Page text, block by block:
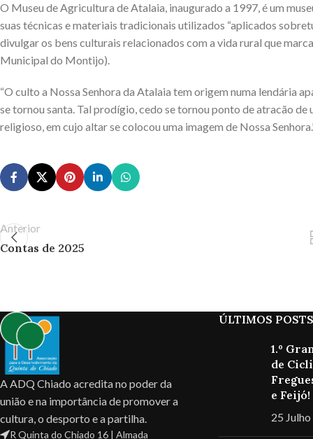
O Museu de Agricultura de Atalaia, inaugurado a 1997, é um
suas técnicas e materiais tradicionais utilizados “aplicados
divulgar os bens culturais relacionados com a vida rural que
Municipal do Montijo).
“O culto a Nossa Senhora da Atalaia tem origem numa lendária
se tornou santa. Tal prodígio, cedo se tornou ponto de atracão
religioso, em cujo altar se colocou uma imagem de Nossa
Anterior
Contas de 2025
A ADQ Chiado acredita no poder da
união e na importância de promover a
cultura, o desporto e a partilha.
R Quinta do Chiado 16 | Almada
ÚLTIMOS POSTS
1.º
de
e Feijó!
25